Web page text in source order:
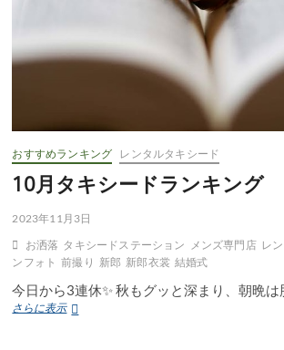
おすすめランキング レンタルタキシード
10月タキシードランキング
2023年11月3日
お洒落 タキシードステーション メンズ専門店 レ
ンフォト 前撮り 新郎 新郎衣裳 結婚式
今日から3連休✨ 秋もグッと深まり、朝晩
さらに表示10